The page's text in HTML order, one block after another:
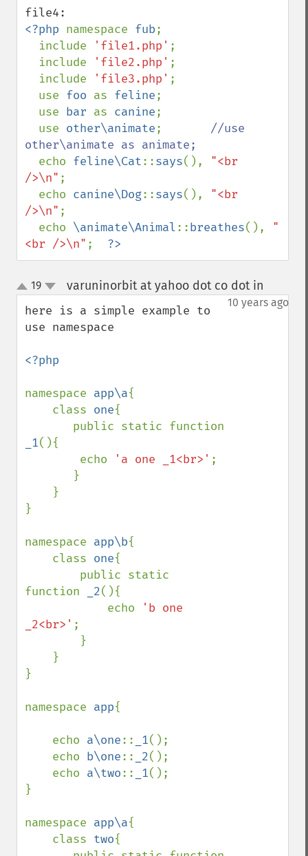
<?php namespace fub;
  include
'file1.php' ;
  include
'file2.php' ;
  include
'file3.php' ;
  use
foo as feline;
  use
bar as canine;
  use
other\animate; //use
other\animate as animate;
echo feline\Cat::says(), "<br
/>\n" ;
  echo
canine\Dog::says(), "<br
/>\n" ;
  echo
\animate\Animal::breathes(), "
<br />\n" ; ?>
up
down
19 varuninorbit at yahoo dot co dot in
10 years ago
here is a simple example to
use namespace
<?php
namespace app\a{
    class
one{
_1(){
        echo
'a one _1<br>' ;
}
namespace app\b{
    class
one{
function
_2(){
            echo
'b one
_2<br>' ;
}
namespace app{
    echo
a\one:: _1();
    echo
b\one:: _2();
    echo
a\two:: _1();
}
namespace app\a{
    class
two{